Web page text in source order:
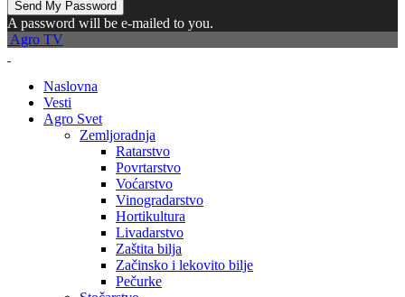
A password will be e-mailed to you.
Agro TV
Naslovna
Vesti
Agro Svet
Zemljoradnja
Ratarstvo
Povrtarstvo
Voćarstvo
Vinogradarstvo
Hortikultura
Livadarstvo
Zaštita bilja
Začinsko i lekovito bilje
Pečurke